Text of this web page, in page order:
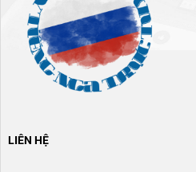
LIÊN HỆ